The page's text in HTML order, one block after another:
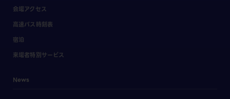
会場アクセス
高速バス時刻表
宿泊
来場者特別サービス
News